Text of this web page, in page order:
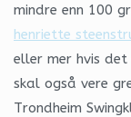
mindre enn 100
henriette
eller mer hvis
skal også vere
Trondheim